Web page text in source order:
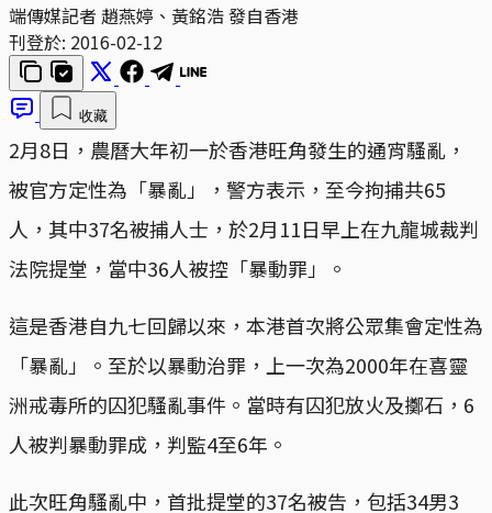
端傳媒記者 趙燕婷、黃銘浩 發自香港
刊登於: 2016-02-12
收藏
2月8日，農曆大年初一於香港旺角發生的通宵騷亂，
被官方定性為「暴亂」，警方表示，至今拘捕共65
人，其中37名被捕人士，於2月11日早上在九龍城裁判
法院提堂，當中36人被控「暴動罪」。
這是香港自九七回歸以來，本港首次將公眾集會定性為
「暴亂」。至於以暴動治罪，上一次為2000年在喜靈
洲戒毒所的囚犯騷亂事件。當時有囚犯放火及擲石，6
人被判暴動罪成，判監4至6年。
此次旺角騷亂中，首批提堂的37名被告，包括34男3